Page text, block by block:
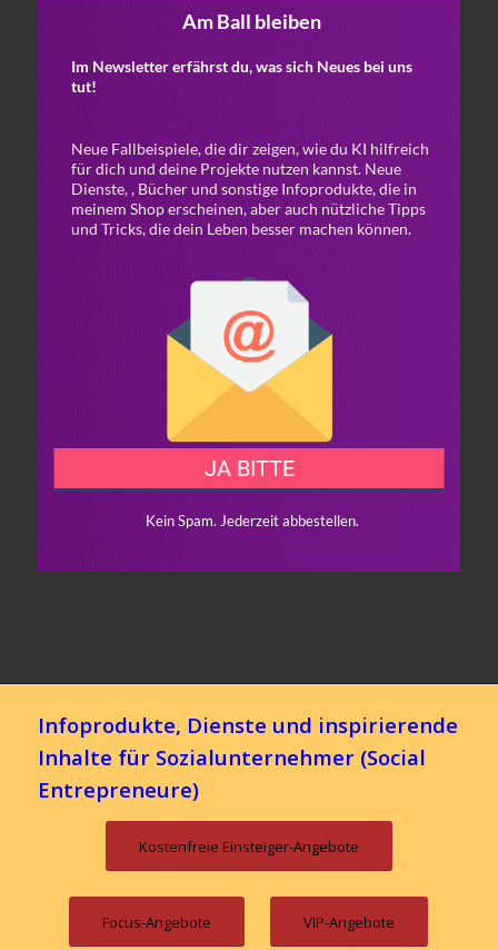
Infoprodukte, Dienste und inspirierende
Inhalte für Sozialunternehmer (Social
Entrepreneure)
Kostenfreie Einsteiger-Angebote
Focus-Angebote VIP-Angebote